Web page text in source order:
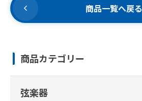
商品一覧へ戻る
商品カテゴリー
弦楽器